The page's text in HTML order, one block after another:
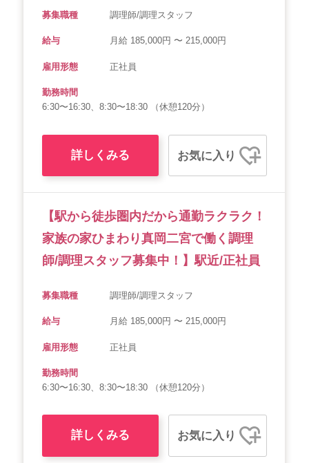
募集職種 調理師/調理スタッフ
給与 月給 185,000円 〜 215,000円
雇用形態 正社員
勤務時間
6:30〜16:30、8:30〜18:30 （休憩120分）
詳しくみる お気に入り
【駅から徒歩圏内だから通勤ラクラク！
家族の家ひまわり真岡二宮で働く調理
師/調理スタッフ募集中！】駅近/正社員
募集職種 調理師/調理スタッフ
給与 月給 185,000円 〜 215,000円
雇用形態 正社員
勤務時間
6:30〜16:30、8:30〜18:30 （休憩120分）
詳しくみる お気に入り